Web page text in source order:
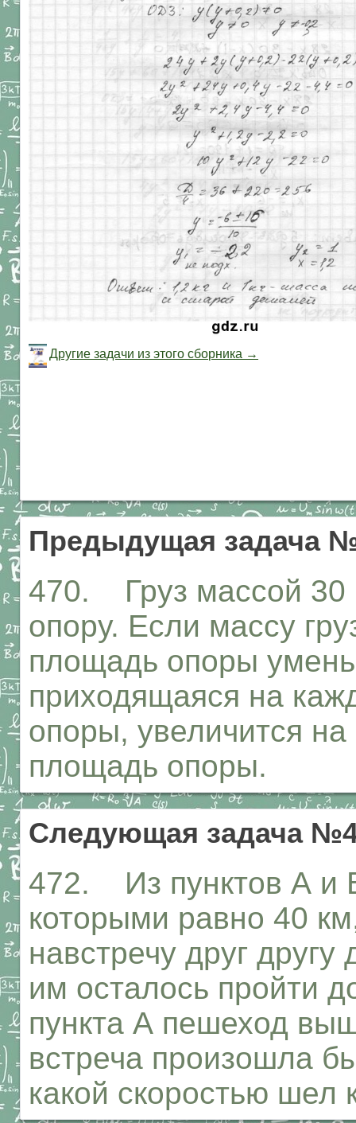
Другие задачи из этого сборника →
Предыдущая задача
470. Груз массой 30
опору. Если массу
площадь опоры
приходящаяся на
опоры, увеличится на
площадь опоры.
Следующая задача
472. Из пунктов А и
которыми равно 40
навстречу друг
им осталось пройти
пункта А пешеход
встреча произошла
какой скоростью